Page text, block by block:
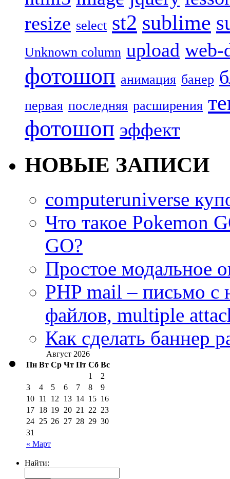
resize select st2 sublime
Unknown column upload web-
фотошоп анимация банер
первая последняя расширения
фотошоп эффект
НОВЫЕ ЗАПИСИ
computeruniverse
Что такое Pokemon
GO?
Простое модальное
PHP mail – письмо с
файлов, multiple
Как сделать баннер
Август 2026
Пн Вт Ср Чт Пт Сб Вс
« Март
1
2
3
4 5 6 7 8
9
10 11 12 13 14 15 16
17 18 19 20 21 22 23
24 25 26 27 28 29 30
31
Найти: